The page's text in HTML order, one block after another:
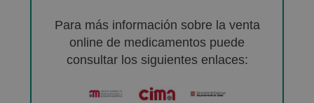
Para más información sobre la venta
online de medicamentos puede
consultar los siguientes enlaces: